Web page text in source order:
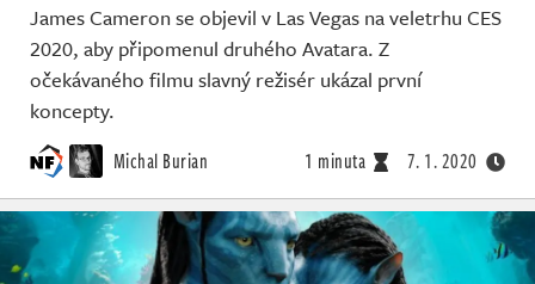
James Cameron se objevil v Las Vegas na veletrhu CES
2020, aby připomenul druhého Avatara. Z
očekávaného filmu slavný režisér ukázal první
koncepty.
Michal Burian 1 minuta 7. 1. 2020